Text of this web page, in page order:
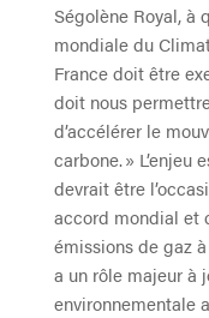
Ségolène Royal, à
mondiale du
France doit être
doit nous
d’accélérer le
carbone. »
devrait être
accord mondial et
émissions de gaz
a un rôle majeur à
environnementale